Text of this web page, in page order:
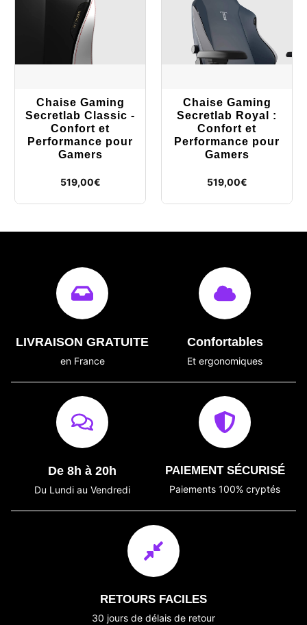
Chaise Gaming
Secretlab Classic -
Confort et
Performance pour
Gamers
519,00€
Chaise Gaming
Secretlab Royal :
Confort et
Performance pour
Gamers
519,00€
LIVRAISON GRATUITE
en France
Confortables
Et ergonomiques
De 8h à 20h
Du Lundi au Vendredi
PAIEMENT SÉCURISÉ
Paiements 100% cryptés
RETOURS FACILES
30 jours de délais de retour